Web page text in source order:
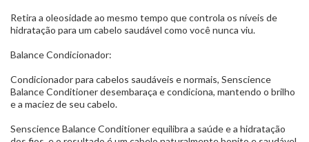
Retira a oleosidade ao mesmo tempo que controla os níveis de
hidratação para um cabelo saudável como você nunca viu.
Balance Condicionador:
Condicionador para cabelos saudáveis e normais, Senscience
Balance Conditioner desembaraça e condiciona, mantendo o brilho
e a maciez de seu cabelo.
Senscience Balance Conditioner equilibra a saúde e a hidratação